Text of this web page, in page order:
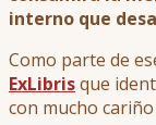
interno que
Como parte de
ExLibrisque
con mucho